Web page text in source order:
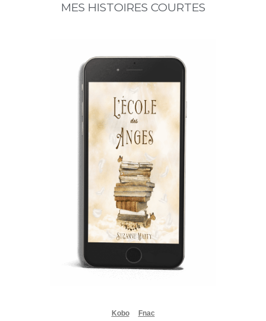
MES HISTOIRES COURTES
Kobo Fnac